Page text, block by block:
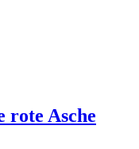
rote Asche